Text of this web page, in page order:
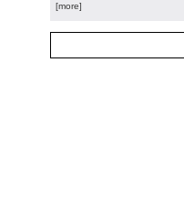
[more]